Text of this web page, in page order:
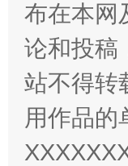
扯下公款
布在本网
论和投稿
站不得转
用作品的